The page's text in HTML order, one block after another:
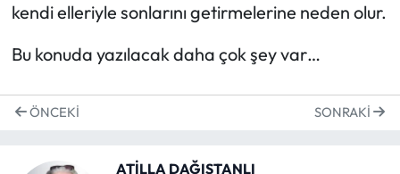
kendi elleriyle sonlarını getirmelerine neden olur.
Bu konuda yazılacak daha çok şey var…
ÖNCEKI SONRAKI
ATİLLA DAĞISTANLI